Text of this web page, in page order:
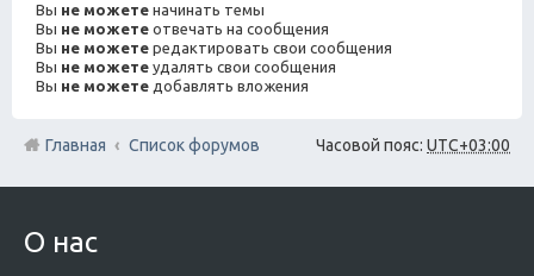
Вы не можете начинать темы
Вы не можете отвечать на сообщения
Вы не можете редактировать свои сообщения
Вы не можете удалять свои сообщения
Вы не можете добавлять вложения
Часовой пояс: UTC+03:00
Главная Список форумов
О нас